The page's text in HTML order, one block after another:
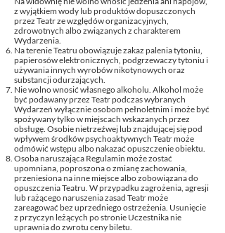
z wyjątkiem wody lub produktów dopuszczonych
przez Teatr ze względów organizacyjnych,
zdrowotnych albo związanych z charakterem
Wydarzenia.
Na terenie Teatru obowiązuje zakaz palenia tytoniu,
papierosów elektronicznych, podgrzewaczy tytoniu i
używania innych wyrobów nikotynowych oraz
substancji odurzających.
Nie wolno wnosić własnego alkoholu. Alkohol może
być podawany przez Teatr podczas wybranych
Wydarzeń wyłącznie osobom pełnoletnim i może być
spożywany tylko w miejscach wskazanych przez
obsługę. Osobie nietrzeźwej lub znajdującej się pod
wpływem środków psychoaktywnych Teatr może
odmówić wstępu albo nakazać opuszczenie obiektu.
Osoba naruszająca Regulamin może zostać
upomniana, poproszona o zmianę zachowania,
przeniesiona na inne miejsce albo zobowiązana do
opuszczenia Teatru. W przypadku zagrożenia, agresji
lub rażącego naruszenia zasad Teatr może
zareagować bez uprzedniego ostrzeżenia. Usunięcie
z przyczyn leżących po stronie Uczestnika nie
uprawnia do zwrotu ceny biletu.